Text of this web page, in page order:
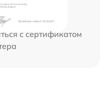
с сертификатом